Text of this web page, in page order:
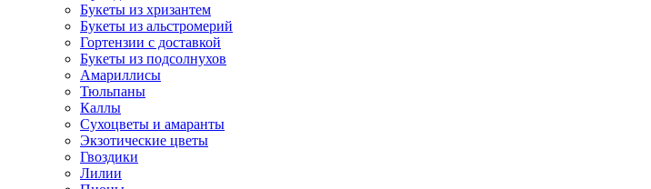
Букеты из хризантем
Букеты из альстромерий
Гортензии с доставкой
Букеты из подсолнухов
Амариллисы
Тюльпаны
Каллы
Сухоцветы и амаранты
Экзотические цветы
Гвоздики
Лилии